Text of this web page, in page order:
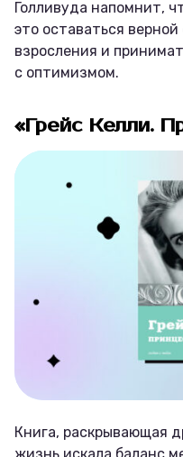
Голливуда напомнит,
это оставаться верной
взросления и
с оптимизмом.
«Грейс Келли.
Книга, раскрывающая